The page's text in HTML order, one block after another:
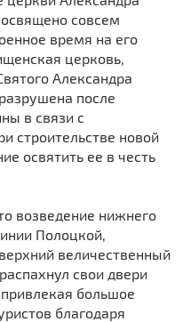
совсем
время на его
церковь,
Александра
после
в связи с
строительстве новой
освятить ее в честь
возведение нижнего
Полоцкой,
величественный
свои двери
большое
благодаря